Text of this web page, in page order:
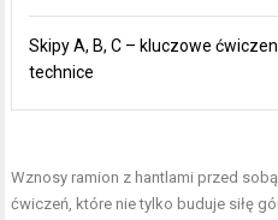
Skipy A, B, C – kluczowe
technice
Wznosy ramion z hantlami przed
ćwiczeń, które nie tylko buduje siłę